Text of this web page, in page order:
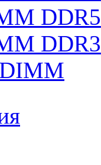
DDR5
DDR3